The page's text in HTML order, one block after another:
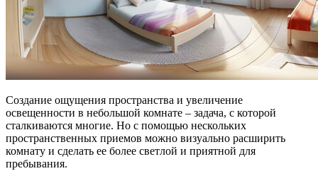
Создание ощущения пространства и увеличение
освещенности в небольшой комнате – задача, с которой
сталкиваются многие. Но с помощью нескольких
пространственных приемов можно визуально расширить
комнату и сделать ее более светлой и приятной для
пребывания.